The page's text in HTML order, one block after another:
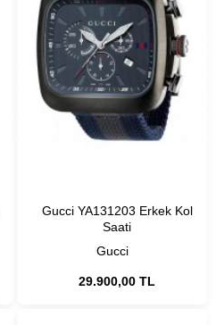
Gucci
Gucci YA131203 Erkek Kol
Saati
29.900,00 TL